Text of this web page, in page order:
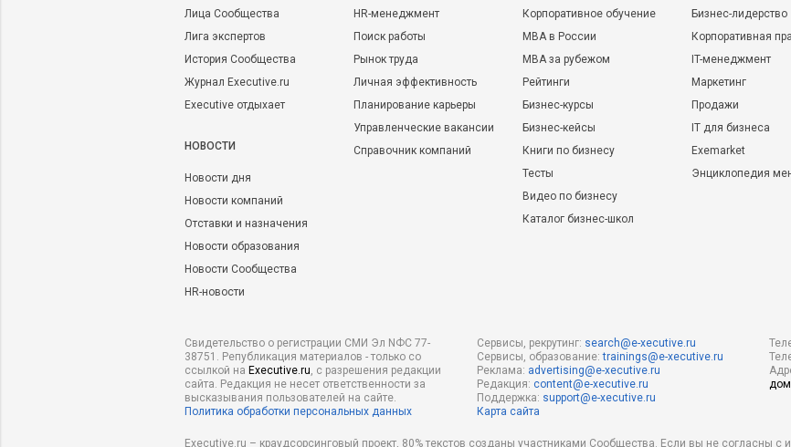
Лица Сообщества
Лига экспертов
История Сообщества
Журнал Executive.ru
Executive отдыхает
НОВОСТИ
Новости дня
Новости компаний
Отставки и назначения
Новости образования
Новости Сообщества
HR-новости
HR-менеджмент
Поиск работы
Рынок труда
Личная эффективность
Планирование карьеры
Управленческие вакансии
Справочник компаний
Корпоративное обучение
MBA в России
MBA за рубежом
Рейтинги
Бизнес-курсы
Бизнес-кейсы
Книги по бизнесу
Тесты
Видео по бизнесу
Каталог бизнес-школ
Бизнес-лидерство
Корпоративная
IT-менеджмент
Маркетинг
Продажи
IT для бизнеса
Exemarket
Энциклопедия
Свидетельство о регистрации СМИ Эл NФС 77-
38751. Републикация материалов - только со
ссылкой на Executive.ru, с разрешения редакции
сайта. Редакция не несет ответственности за
высказывания пользователей на сайте.
Политика обработки персональных данных
Сервисы, рекрутинг: search@e-xecutive.ru
Сервисы, образование:trainings@e-xecutive.ru
Реклама: advertising@e-xecutive.ru
Редакция: content@e-xecutive.ru
Поддержка: support@e-xecutive.ru
Карта сайта
дом
Executive.ru – краудсорсинговый проект, 80% текстов созданы участниками Сообщества. Если вы не согласны с